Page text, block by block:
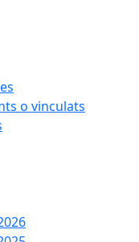
o vinculats